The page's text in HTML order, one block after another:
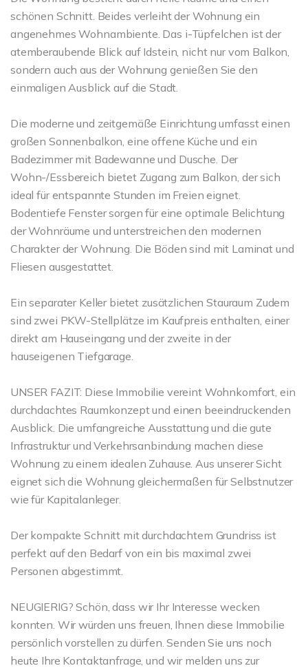
schönen Schnitt. Beides verleiht der Wohnung ein
angenehmes Wohnambiente. Das i-Tüpfelchen ist der
atemberaubende Blick auf Idstein, nicht nur vom Balkon,
sondern auch aus der Wohnung genießen Sie den
einmaligen Ausblick auf die Stadt.
Die moderne und zeitgemäße Einrichtung umfasst einen
großen Sonnenbalkon, eine offene Küche und ein
Badezimmer mit Badewanne und Dusche. Der
Wohn-/Essbereich bietet Zugang zum Balkon, der sich
ideal für entspannte Stunden im Freien eignet.
Bodentiefe Fenster sorgen für eine optimale Belichtung
der Wohnräume und unterstreichen den modernen
Charakter der Wohnung. Die Böden sind mit Laminat und
Fliesen ausgestattet.
Ein separater Keller bietet zusätzlichen Stauraum Zudem
sind zwei PKW-Stellplätze im Kaufpreis enthalten, einer
direkt am Hauseingang und der zweite in der
hauseigenen Tiefgarage.
UNSER FAZIT: Diese Immobilie vereint Wohnkomfort, ein
durchdachtes Raumkonzept und einen beeindruckenden
Ausblick. Die umfangreiche Ausstattung und die gute
Infrastruktur und Verkehrsanbindung machen diese
Wohnung zu einem idealen Zuhause. Aus unserer Sicht
eignet sich die Wohnung gleichermaßen für Selbstnutzer
wie für Kapitalanleger.
Der kompakte Schnitt mit durchdachtem Grundriss ist
perfekt auf den Bedarf von ein bis maximal zwei
Personen abgestimmt.
NEUGIERIG? Schön, dass wir Ihr Interesse wecken
konnten. Wir würden uns freuen, Ihnen diese Immobilie
persönlich vorstellen zu dürfen. Senden Sie uns noch
heute Ihre Kontaktanfrage, und wir melden uns zur